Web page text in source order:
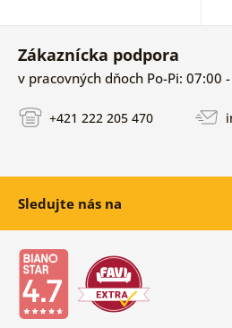
Zákaznícka podpora
v pracovných dňoch Po-Pi: 07:00
+421 222 205 470
Sledujte nás na